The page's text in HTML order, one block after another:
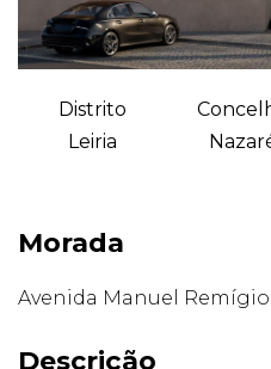
Distrito
Leiria
Morada
Avenida Manuel Remígio
Descrição